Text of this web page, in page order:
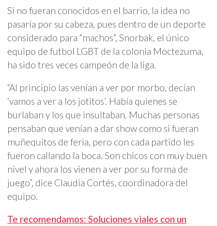
Si no fueran conocidos en el barrio, la idea no
pasaría por su cabeza, pues dentro de un deporte
considerado para “machos”, Snorbak, el único
equipo de futbol LGBT de la colonia Moctezuma,
ha sido tres veces campeón de la liga.
“Al principio las venían a ver por morbo, decían
‘vamos a ver a los jotitos’. Había quienes se
burlaban y los que insultaban. Muchas personas
pensaban que venían a dar show como si fueran
muñequitos de feria, pero con cada partido les
fueron callando la boca. Son chicos con muy buen
nivel y ahora los vienen a ver por su forma de
juego”, dice Claudia Cortés, coordinadora del
equipo.
Te recomendamos: Soluciones viales con un